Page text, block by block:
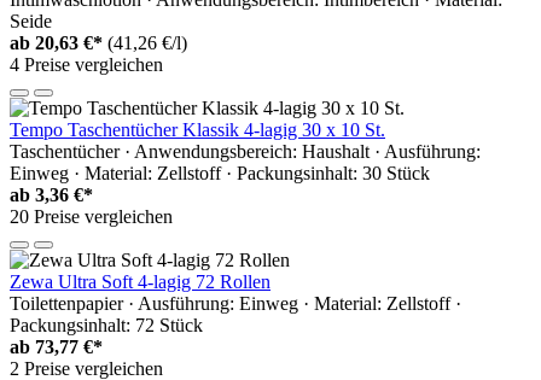
Seide
ab 20,63 €* (41,26 €/l)
4 Preise vergleichen
Tempo Taschentücher Klassik 4-lagig 30 x 10 St.
Taschentücher · Anwendungsbereich: Haushalt · Ausführung:
Einweg · Material: Zellstoff · Packungsinhalt: 30 Stück
ab 3,36 €*
20 Preise vergleichen
Zewa Ultra Soft 4-lagig 72 Rollen
Toilettenpapier · Ausführung: Einweg · Material: Zellstoff ·
Packungsinhalt: 72 Stück
ab 73,77 €*
2 Preise vergleichen